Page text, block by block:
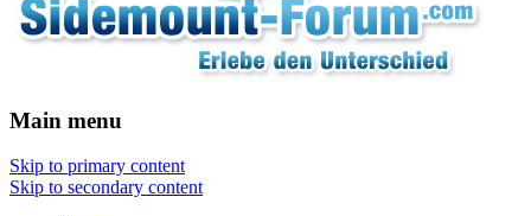
Main menu
Skip to primary content
Skip to secondary content